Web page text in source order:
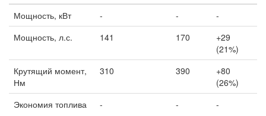
Мощность, кВт
- -
-
Мощность, л.с.
141 170
+29
(21%)
Крутящий момент,
Нм
310 390
+80
(26%)
Экономия топлива
- - -